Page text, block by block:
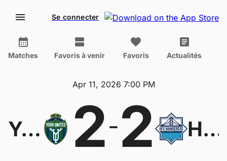
Se connecter
Matches Favoris à venir Favoris Actualités
Apr 11, 2026 7:00 PM
York United 2-2 HFX Wanderers FC